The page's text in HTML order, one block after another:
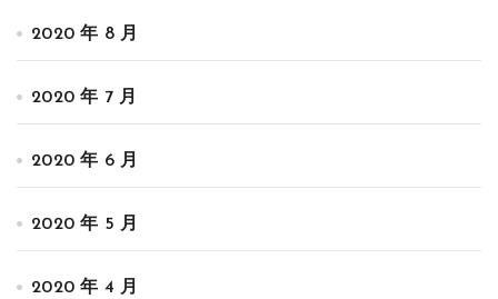
2020 年 8 月
2020 年 7 月
2020 年 6 月
2020 年 5 月
2020 年 4 月